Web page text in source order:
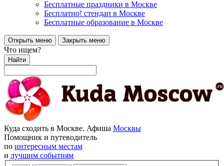
Бесплатные праздники в Москве
Бесплатно! стендап в Москве
Бесплатные образование в Москве
Открыть меню Закрыть меню
Что ищем?
Найти
Куда сходить в Москве. Афиша Москвы
Помощник и путеводитель
по интересным местам
и лучшим событиям